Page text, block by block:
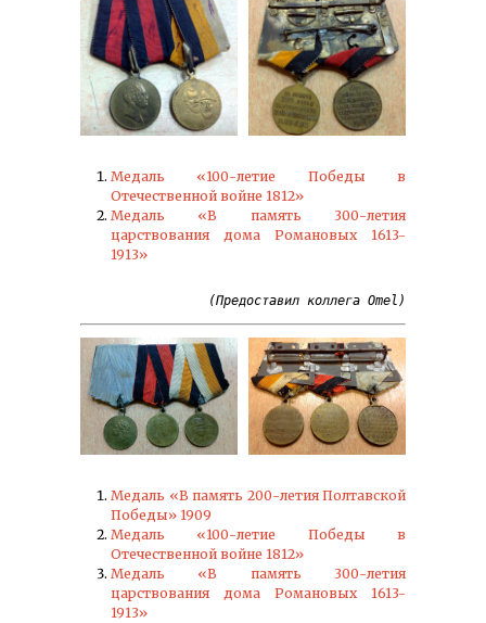
Медаль «100-летие Победы в
Отечественной войне 1812»
Медаль «В память 300-летия
царствования дома Романовых 1613-
1913»
(Предоставил коллега Omel)
Медаль «В память 200-летия Полтавской
Победы» 1909
Медаль «100-летие Победы в
Отечественной войне 1812»
Медаль «В память 300-летия
царствования дома Романовых 1613-
1913»